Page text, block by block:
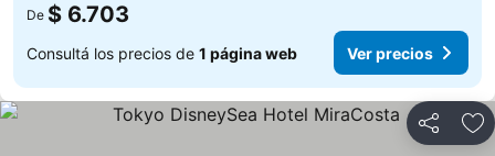
De $ 6.703
Consultá los precios de 1 página web Ver precios
Compartir